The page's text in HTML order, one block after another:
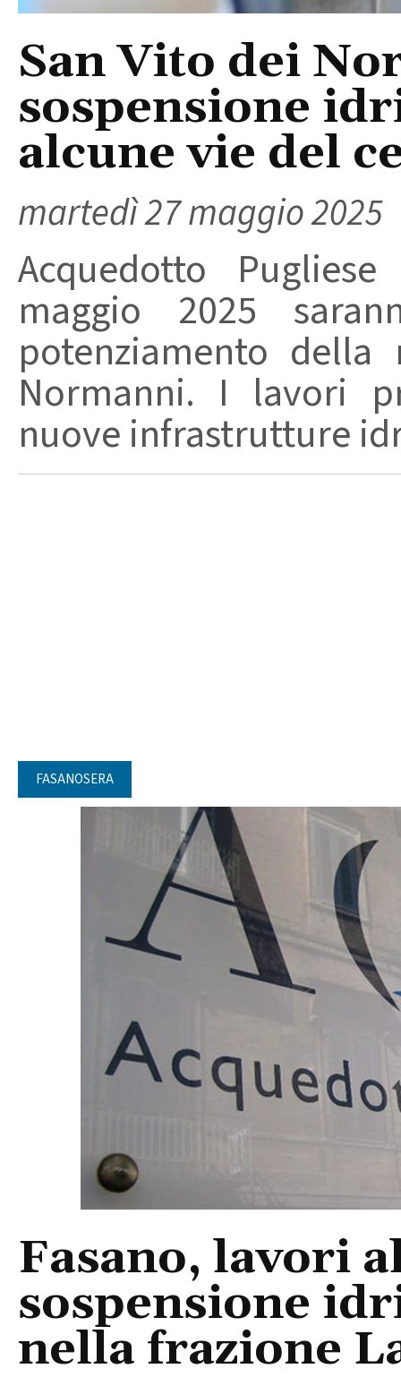
San Vito dei
sospensione
alcune vie del
martedì 27 maggio 2025
Acquedotto
maggio 2025
potenziamento
Normanni. I lavori
nuove infrastrutture
FASANOSERA
Fasano, lavori
sospensione
nella frazione